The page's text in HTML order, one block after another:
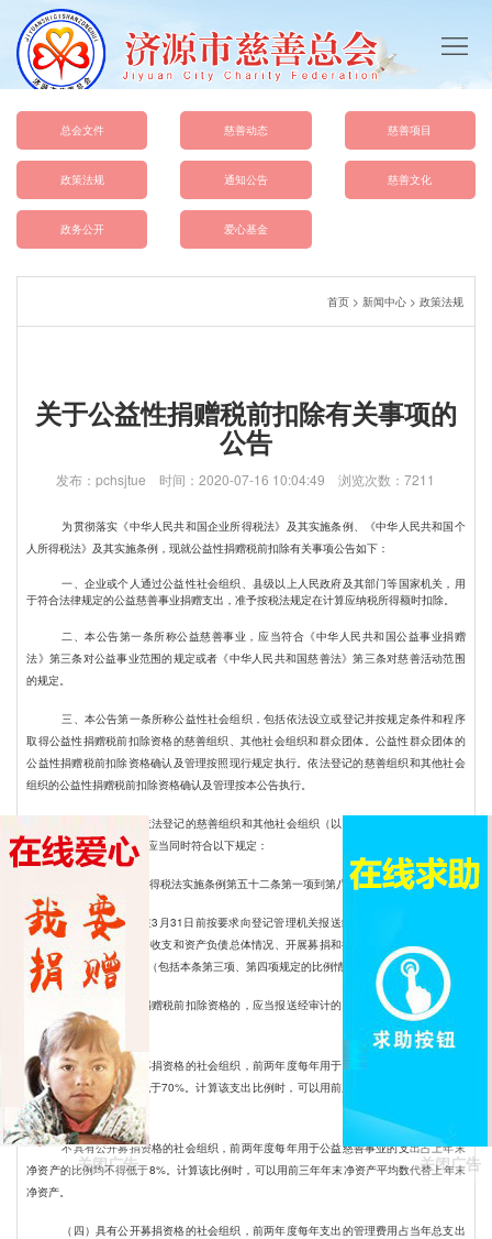
态
法
会
爱
总会文件 慈善动态 慈善项目
政策法规 通知公告 慈善文化
政务公开 爱心基金
首页 > 新闻中心 > 政策法规
关于公益性捐赠税前扣除有关事项的
公告
发布：pchsjtue 时间：2020-07-16 10:04:49 浏览次数：7211
为贯彻落实《中华人民共和国企业所得税法》及其实施条例、《中华人民共和国个
人所得税法》及其实施条例，现就公益性捐赠税前扣除有关事项公告如下：
一、企业或个人通过公益性社会组织、县级以上人民政府及其部门等国家机关，用
于符合法律规定的公益慈善事业捐赠支出，准予按税法规定在计算应纳税所得额时扣除。
二、本公告第一条所称公益慈善事业，应当符合《中华人民共和国公益事业捐赠
法》第三条对公益事业范围的规定或者《中华人民共和国慈善法》第三条对慈善活动范围
的规定。
三、本公告第一条所称公益性社会组织，包括依法设立或登记并按规定条件和程序
取得公益性捐赠税前扣除资格的慈善组织、其他社会组织和群众团体。公益性群众团体的
公益性捐赠税前扣除资格确认及管理按照现行规定执行。依法登记的慈善组织和其他社会
组织的公益性捐赠税前扣除资格确认及管理按本公告执行。
四、在民政部门依法登记的慈善组织和其他社会组织（以下统称社会组织），取得
公益性捐赠税前扣除资格应当同时符合以下规定：
（一）符合企业所得税法实施条例第五十二条第一项到第八项规定的条件。
（二）每年应当在3月31日前按要求向登记管理机关报送经审计的上年度专项信息
报告。报告应当包括财务收支和资产负债总体情况、开展募捐和接受捐赠情况、公益慈善
事业支出及管理费用情况（包括本条第三项、第四项规定的比例情况）等内容。
首次确认公益性捐赠税前扣除资格的，应当报送经审计的前两个年度的专项信息报
告。
（三）具有公开募捐资格的社会组织，前两年度每年用于公益慈善事业的支出占上
年总收入的比例均不得低于70%。计算该支出比例时，可以用前三年收入平均数代替上年
总收入。
不具有公开募捐资格的社会组织，前两年度每年用于公益慈善事业的支出占上年末
净资产的比例均不得低于8%。计算该比例时，可以用前三年年末净资产平均数代替上年末
净资产。
（四）具有公开募捐资格的社会组织，前两年度每年支出的管理费用占当年总支出
关闭广告 关闭广告